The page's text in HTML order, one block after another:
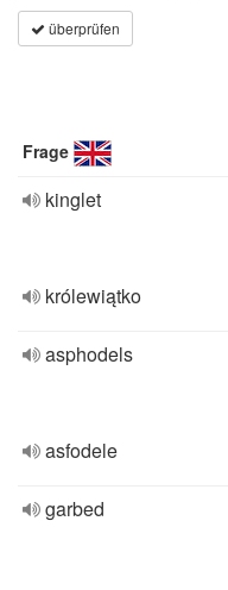
überprüfen
Frage
kinglet
królewiątko
asphodels
asfodele
garbed